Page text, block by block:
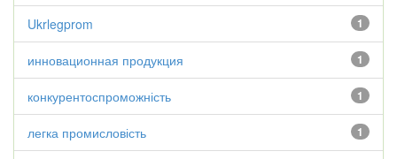
1
Ukrlegprom
1
инновационная продукция
1
конкурентоспроможність
1
легка промисловість